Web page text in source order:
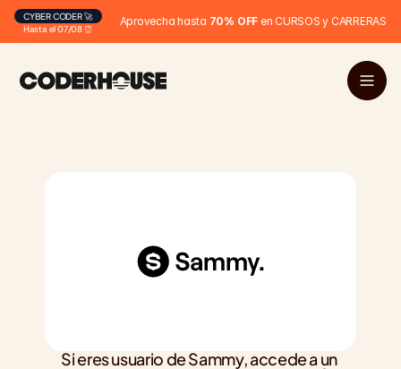
Hasta el 07/08 ⏰
CYBER CODER 🚀 Aprovecha hasta 70% OFF en CURSOS y CARRERAS
Si eres usuario de Sammy, accede a un